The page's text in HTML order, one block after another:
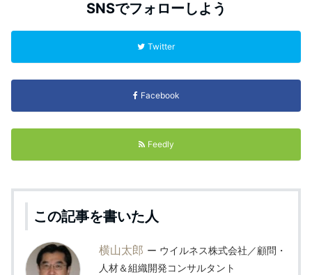
SNSでフォローしよう
Twitter
Facebook
Feedly
この記事を書いた人
横山太郎
ウイルネス株式会社／顧問・
人材＆組織開発コンサルタント